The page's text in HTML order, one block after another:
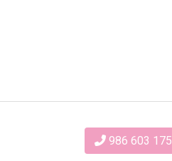
986 603 175